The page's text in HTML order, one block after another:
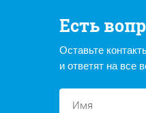
Есть
Оставьте
и ответят на все